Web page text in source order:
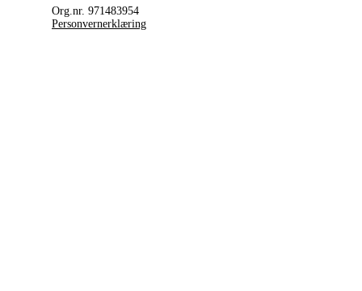
Org.nr. 971483954
Personvernerklæring